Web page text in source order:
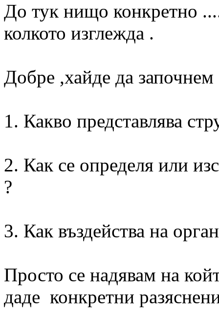
До тук нищо конкретно
колкото изглежда .
Добре ,хайде да започнем
1. Какво представлява
2. Как се определя или
?
3. Как въздейства на
Просто се надявам на
даде конкретни